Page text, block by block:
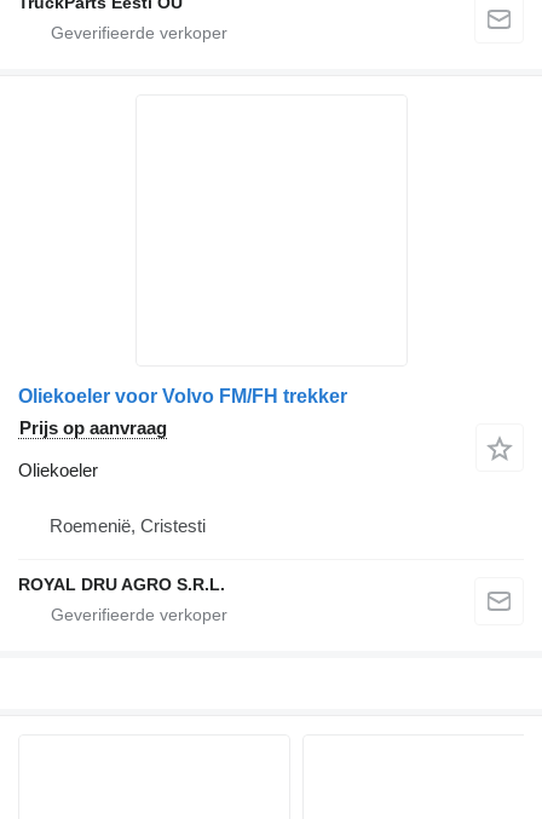
Oliekoeler voor Volvo FM/FH trekker
Prijs op aanvraag
Oliekoeler
Roemenië, Cristesti
ROYAL DRU AGRO S.R.L.